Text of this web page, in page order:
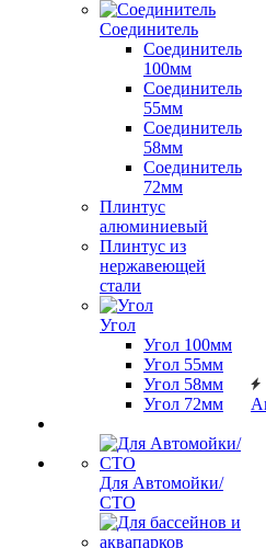
Соединитель
Соединитель
100мм
Соединитель
55мм
Соединитель
58мм
Соединитель
72мм
Плинтус
алюминиевый
Плинтус из
нержавеющей
стали
Угол
Угол 100мм
Угол 55мм
Угол 58мм
Угол 72мм
Для Автомойки/
СТО